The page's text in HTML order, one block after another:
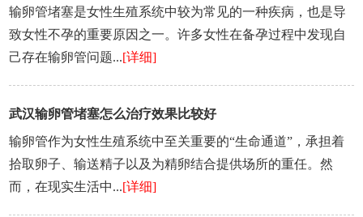
输卵管堵塞是女性生殖系统中较为常见的一种疾病，也是导
致女性不孕的重要原因之一。许多女性在备孕过程中发现自
己存在输卵管问题...[详细]
武汉输卵管堵塞怎么治疗效果比较好
输卵管作为女性生殖系统中至关重要的“生命通道”，承担着
拾取卵子、输送精子以及为精卵结合提供场所的重任。然
而，在现实生活中...[详细]